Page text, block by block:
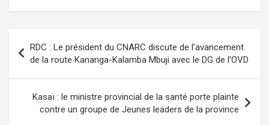
de
l’article
RDC : Le président du CNARC discute de l’avancement
de la route Kananga-Kalamba Mbuji avec le DG de l’OVD
Kasaï : le ministre provincial de la santé porte plainte
contre un groupe de Jeunes leaders de la province